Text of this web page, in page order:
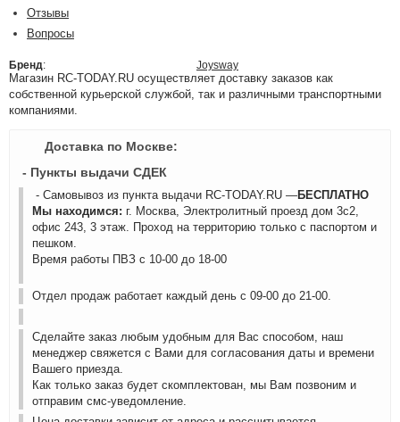
Отзывы
Вопросы
Бренд: Joysway
Магазин RC-TODAY.RU осуществляет доставку заказов как
собственной курьерской службой, так и различными транспортными
компаниями.
Доставка по Москве:
- Пункты выдачи СДЕК
- Самовывоз из пункта выдачи RC-TODAY.RU —БЕСПЛАТНО
Мы находимся: г. Москва, Электролитный проезд дом 3с2,
офис 243, 3 этаж. Проход на территорию только с паспортом и
пешком.
Время работы ПВЗ с 10-00 до 18-00
Отдел продаж работает каждый день с 09-00 до 21-00.
Сделайте заказ любым удобным для Вас способом, наш
менеджер свяжется с Вами для согласования даты и времени
Вашего приезда.
Как только заказ будет скомплектован, мы Вам позвоним и
отправим смс-уведомление.